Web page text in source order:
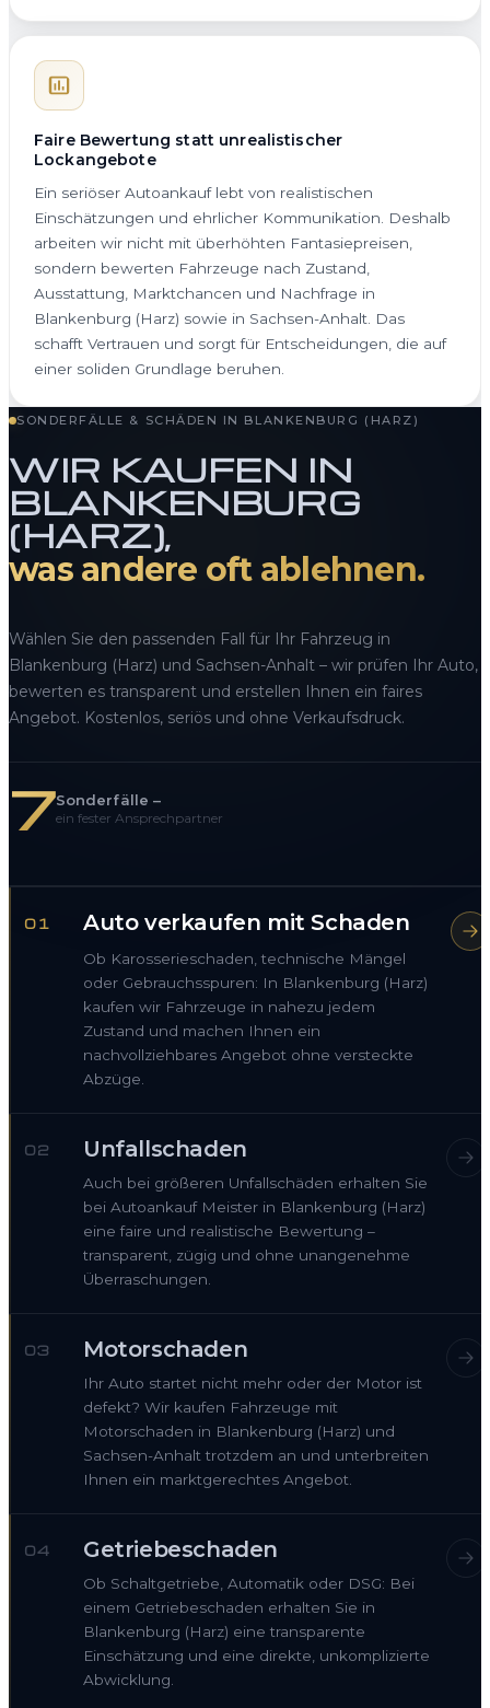
Faire Bewertung statt unrealistischer
Lockangebote
Ein seriöser Autoankauf lebt von realistischen
Einschätzungen und ehrlicher Kommunikation. Deshalb
arbeiten wir nicht mit überhöhten Fantasiepreisen,
sondern bewerten Fahrzeuge nach Zustand,
Ausstattung, Marktchancen und Nachfrage in
Blankenburg (Harz) sowie in Sachsen-Anhalt. Das
schafft Vertrauen und sorgt für Entscheidungen, die auf
einer soliden Grundlage beruhen.
SONDERFÄLLE & SCHÄDEN IN BLANKENBURG (HARZ)
WIR KAUFEN IN
BLANKENBURG
(HARZ),
was andere oft ablehnen.
Wählen Sie den passenden Fall für Ihr Fahrzeug in
Blankenburg (Harz) und Sachsen-Anhalt – wir prüfen Ihr Auto,
bewerten es transparent und erstellen Ihnen ein faires
Angebot. Kostenlos, seriös und ohne Verkaufsdruck.
7Sonderfälle –
ein fester Ansprechpartner
01 Auto verkaufen mit Schaden
Ob Karosserieschaden, technische Mängel
oder Gebrauchsspuren: In Blankenburg (Harz)
kaufen wir Fahrzeuge in nahezu jedem
Zustand und machen Ihnen ein
nachvollziehbares Angebot ohne versteckte
Abzüge.
02 Unfallschaden
Auch bei größeren Unfallschäden erhalten Sie
bei Autoankauf Meister in Blankenburg (Harz)
eine faire und realistische Bewertung –
transparent, zügig und ohne unangenehme
Überraschungen.
03 Motorschaden
Ihr Auto startet nicht mehr oder der Motor ist
defekt? Wir kaufen Fahrzeuge mit
Motorschaden in Blankenburg (Harz) und
Sachsen-Anhalt trotzdem an und unterbreiten
Ihnen ein marktgerechtes Angebot.
04 Getriebeschaden
Ob Schaltgetriebe, Automatik oder DSG: Bei
einem Getriebeschaden erhalten Sie in
Blankenburg (Harz) eine transparente
Einschätzung und eine direkte, unkomplizierte
Abwicklung.